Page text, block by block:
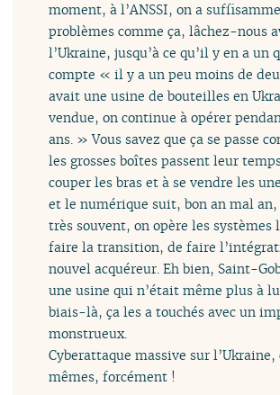
moment, à l’ANSSI, on a
problèmes comme ça, lâchez-nous
l’Ukraine, jusqu’à ce qu’il y en a un
compte « il y a un peu moins de
avait une usine de bouteilles en
vendue, on continue à opérer
ans. » Vous savez que ça se passe
les grosses boîtes passent leur
couper les bras et à se vendre les
et le numérique suit, bon an mal
très souvent, on opère les systèmes
faire la transition, de faire
nouvel acquéreur. Eh bien, Saint-
une usine qui n’était même plus à
biais-là, ça les a touchés avec un
monstrueux.
Cyberattaque massive sur
mêmes, forcément !